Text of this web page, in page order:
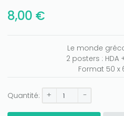
8,00 €
Le monde
2 posters : HDA
Format 50 x
Quantité: + -
Only play at Joo casino
amount on your credits!